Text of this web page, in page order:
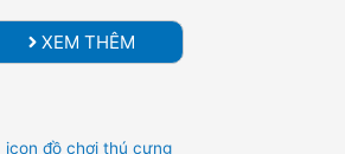
XEM THÊM